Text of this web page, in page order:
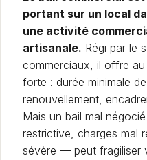
portant sur un local
une activité
artisanale. Régi par le
commerciaux, il offre
forte : durée minimale
renouvellement,
Mais un bail mal
restrictive, charges mal
sévère — peut fragiliser